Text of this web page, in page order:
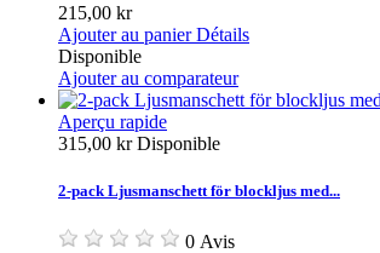
215,00 kr
Ajouter au panier Détails
Disponible
Ajouter au comparateur
Aperçu rapide
315,00 krDisponible
2-pack Ljusmanschett för blockljus med...
0 Avis